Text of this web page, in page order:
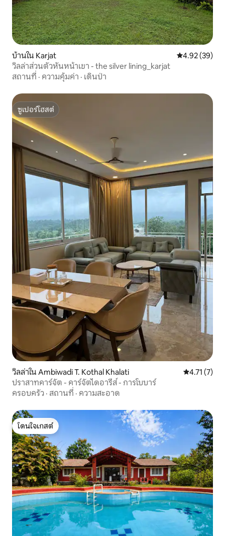
บ้านใน Karjat คะแนนเฉลี่ย
4.92 (39)
วิลล่าส่วนตัวหันหน้าเขา - the silver lining_karjat
สถานที่ · ความคุ้มค่า · เดินป่า
ซูเปอร์โฮสต์
ซูเปอร์โฮสต์
วิลล่าใน Ambiwadi T. Kothal Khalati คะแนนเฉลี่ย
4.71 (7)
ปราสาทคาร์จัต - คาร์จัตไดอารีส์ - การโบบาร์
ครอบครัว · สถานที่ · ความสะอาด
โดนใจเกสต์
โดนใจเกสต์